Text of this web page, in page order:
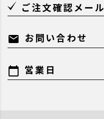
ご注文確認メール
mail お問い合わせ
calendar_today 営業日